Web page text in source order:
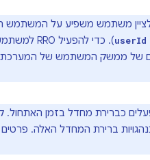
משתמש משפיע על המשתמש
userId). כדי להפעיל RRO למשתמש החזית, צריך להשתמש בפרמטר
של ממשק המשתמש של המערכת,
ברירת המחדל האלה.